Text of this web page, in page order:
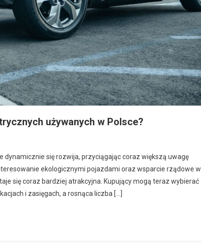
używanych w Polsce?
dynamicznie się rozwija, przyciągając coraz większą uwagę
ekologicznymi pojazdami oraz wsparcie rządowe w
się coraz bardziej atrakcyjna. Kupujący mogą teraz wybierać
i zasięgach, a rosnąca liczba […]